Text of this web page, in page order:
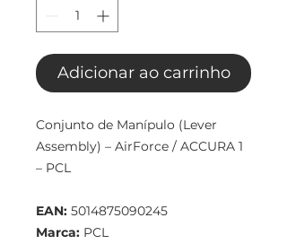
Adicionar ao carrinho
Conjunto de Manípulo (Lever
Assembly) – AirForce / ACCURA 1
– PCL
EAN: 5014875090245
Marca: PCL